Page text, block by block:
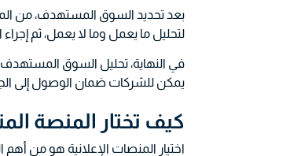
بعد تحديد السوق المستهدف، من
لتحليل ما يعمل وما لا يعمل، ثم إجراء
في النهاية، تحليل السوق
يمكن للشركات ضمان الوصول إلى
كيف تختار المنصة
اختيار المنصات الإعلانية هو من أهم